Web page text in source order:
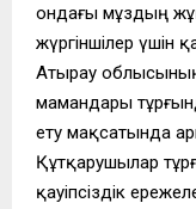
ондағы мұздың
жүргіншілер үшін
Атырау облысының
мамандары
ету мақсатында
Құтқарушылар
қауіпсіздік